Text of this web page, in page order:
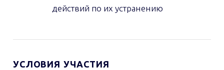
действий по их устранению
УСЛОВИЯ УЧАСТИЯ